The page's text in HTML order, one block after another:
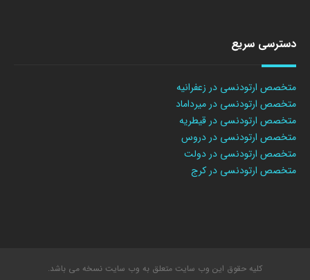
دسترسی سریع
متخصص ارتودنسی در زعفرانیه
متخصص ارتودنسی در میرداماد
متخصص ارتودنسی در قیطریه
متخصص ارتودنسی در دروس
متخصص ارتودنسی در دولت
متخصص ارتودنسی در کرج
کلیه حقوق این وب سایت متعلق به وب سایت نسخه می باشد.